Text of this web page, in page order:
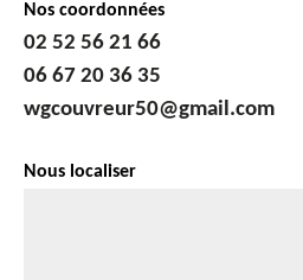
Nos coordonnées
02 52 56 21 66
06 67 20 36 35
wgcouvreur50@gmail.com
Nous localiser